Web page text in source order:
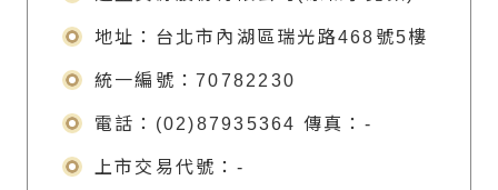
地址：台北市內湖區瑞光路468號5樓
統一編號：70782230
電話：(02)87935364 傳真： -
上市交易代號： -